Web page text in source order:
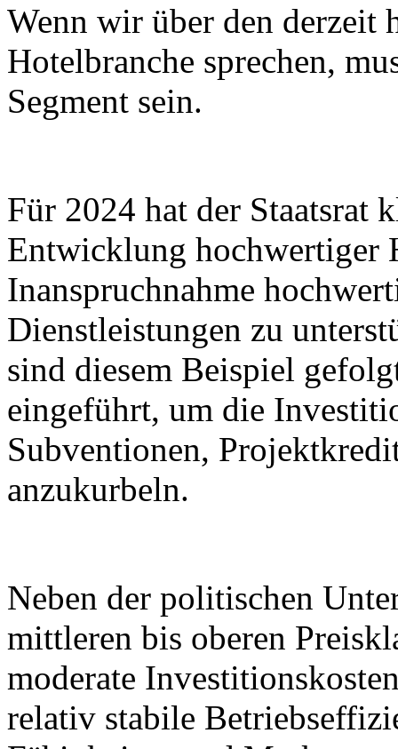
Wenn wir über den derzeit
Hotelbranche sprechen,
Segment sein.
Für 2024 hat der Staatsrat
Entwicklung hochwertiger
Inanspruchnahme
Dienstleistungen zu
sind diesem Beispiel
eingeführt, um die
Subventionen,
anzukurbeln.
Neben der politischen
mittleren bis oberen
moderate
relativ stabile